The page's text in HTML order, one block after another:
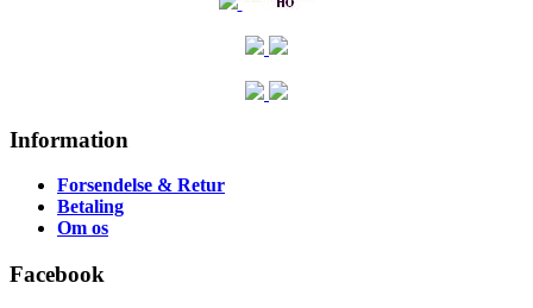
Information
Forsendelse & Retur
Betaling
Om os
Facebook